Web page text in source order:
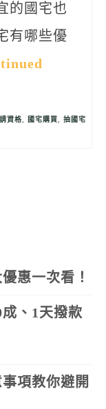
的國宅也
有哪些優
資格, 國宅購買, 抽國宅
惠一次看！
、1天撥款
項教你避開